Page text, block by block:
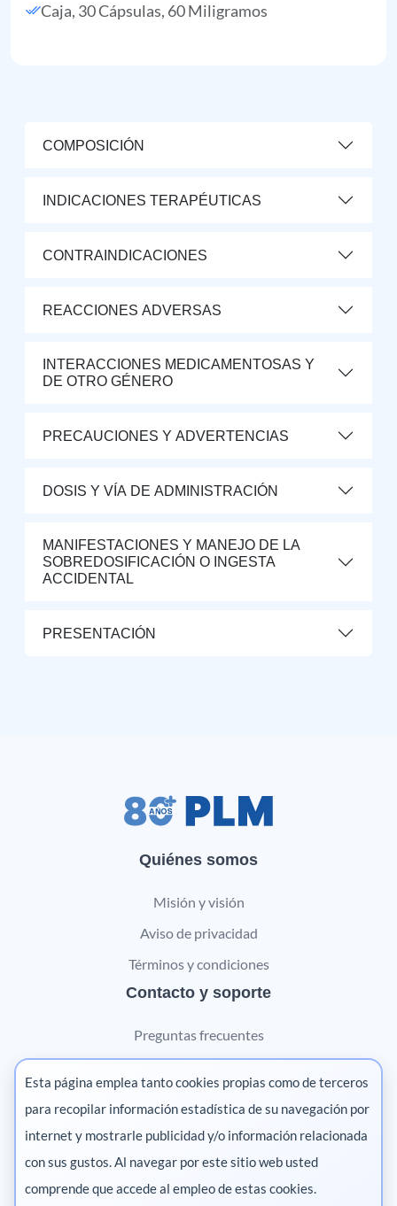
Caja, 30 Cápsulas, 60 Miligramos
COMPOSICIÓN
INDICACIONES TERAPÉUTICAS
CONTRAINDICACIONES
REACCIONES ADVERSAS
INTERACCIONES MEDICAMENTOSAS Y
DE OTRO GÉNERO
PRECAUCIONES Y ADVERTENCIAS
DOSIS Y VÍA DE ADMINISTRACIÓN
MANIFESTACIONES Y MANEJO DE LA
SOBREDOSIFICACIÓN O INGESTA
ACCIDENTAL
PRESENTACIÓN
Quiénes somos
Misión y visión
Aviso de privacidad
Términos y condiciones
Contacto y soporte
Preguntas frecuentes
Contáctanos
Marketing digital
Pharma
Esta página emplea tanto cookies propias como de terceros
para recopilar información estadística de su navegación por
internet y mostrarle publicidad y/o información relacionada
con sus gustos. Al navegar por este sitio web usted
comprende que accede al empleo de estas cookies.